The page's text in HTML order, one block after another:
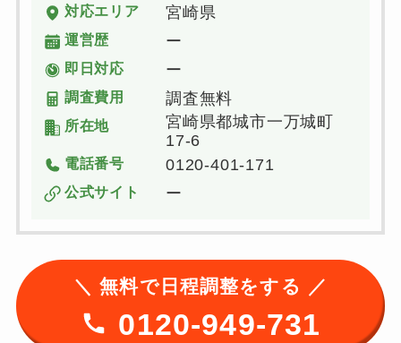
対応エリア 宮崎県
運営歴 ー
即日対応 ー
調査費用 調査無料
所在地
宮崎県都城市一万城町
17-6
電話番号 0120-401-171
公式サイト ー
＼ 無料で日程調整をする ／
0120-949-731